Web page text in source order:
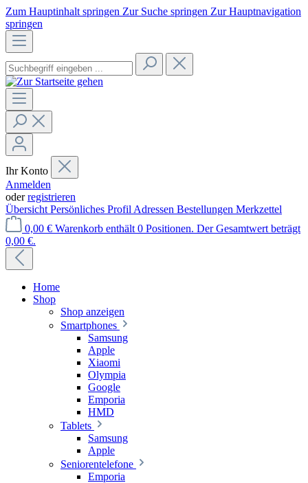
Zum Hauptinhalt springen Zur Suche springen Zur Hauptnavigation
springen
Ihr Konto
Anmelden
oderregistrieren
Übersicht Persönliches Profil Adressen Bestellungen Merkzettel
0,00 € Warenkorb enthält 0 Positionen. Der Gesamtwert beträgt
0,00 €.
Home
Shop
Shop anzeigen
Smartphones
Samsung
Apple
Xiaomi
Olympia
Google
Emporia
HMD
Tablets
Samsung
Apple
Seniorentelefone
Emporia